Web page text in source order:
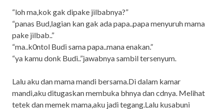
“loh ma,kok gak dipake jilbabnya?”
“panas Bud,lagian kan gak ada papa..papa menyuruh mama
pake jilbab..”
“ma..k0ntol Budi sama papa..mana enakan.”
“ya kamu donk Budi..”jawabnya sambil tersenyum.
Lalu aku dan mama mandi bersama.Di dalam kamar
mandi,aku ditugaskan membuka bhnya dan cdnya. Melihat
tetek dan memek mama,aku jadi tegang.Lalu kusabuni